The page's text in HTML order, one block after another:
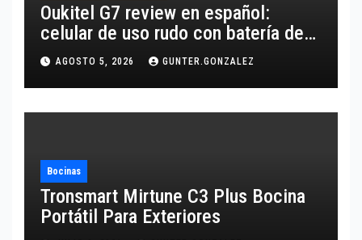
Oukitel G7 review en español:
celular de uso rudo con batería de
10,600 mAh
AGOSTO 5, 2026 GUNTER.GONZALEZ
Bocinas
Tronsmart Mirtune C3 Plus Bocina
Portátil Para Exteriores